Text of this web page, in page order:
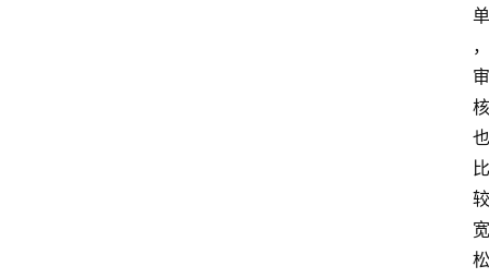
单
，
审
核
也
比
较
宽
松